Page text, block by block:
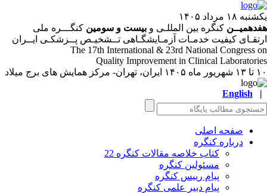
۱۸ مرداد ۱۴۰۵
کنگره بین المللـی وبیست و سومینکنگـــره ملی
کیفیت خدمـات آزمـایشگـاهی تــشخیـص پــزشکـی ایــران
The 17thInternational & 23rdNational Congress
Quality Improvement in Clinical
۱۴۰۵
ایران، تهران- مرکز همایش های برج میلاد
English
صفحه اصلی
درباره کنگره
کتاب خلاصه مقالات کنگره 22
مسئولین کنگره
پیام رییس کنگره
پیام دبیر علمی کنگره